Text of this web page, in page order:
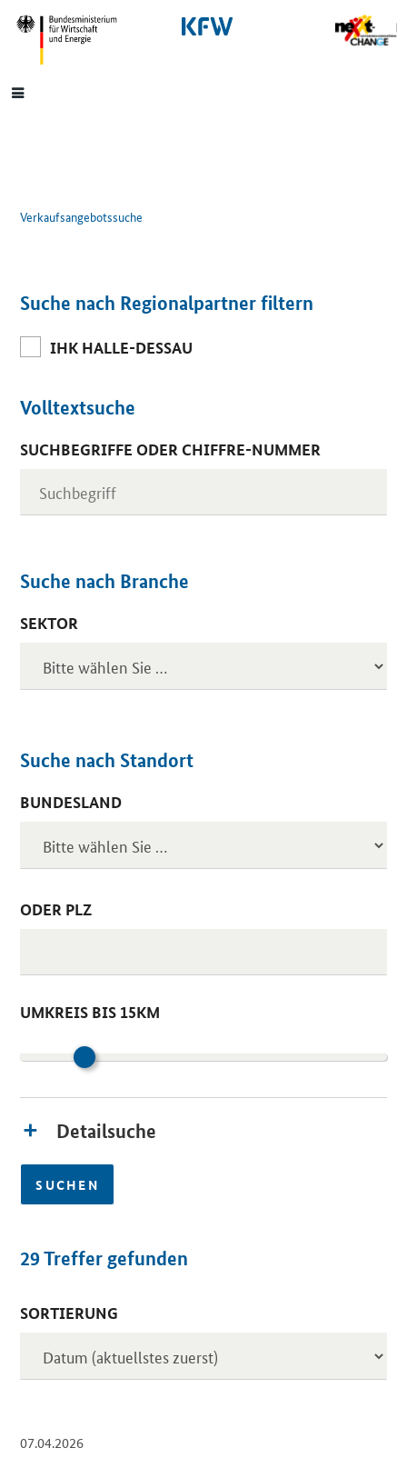
SrOnlyNavigation
Hauptmenü
Verkaufsangebotssuche
Suche nach Regionalpartner filtern
IHK HALLE-DESSAU
Volltextsuche
SUCHBEGRIFFE ODER CHIFFRE-NUMMER
Suche nach Branche
SEKTOR
Suche nach Standort
BUNDESLAND
ODER PLZ
UMKREIS BIS 15KM
Detailsuche
SUCHEN
29Treffer gefunden
SORTIERUNG
07.04.2026